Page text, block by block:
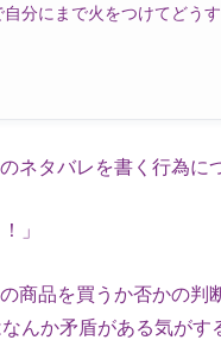
分にまで火をつけてどうす
ネタバレを書く行為に
」
商品を買うか否かの判
んか矛盾がある気がす